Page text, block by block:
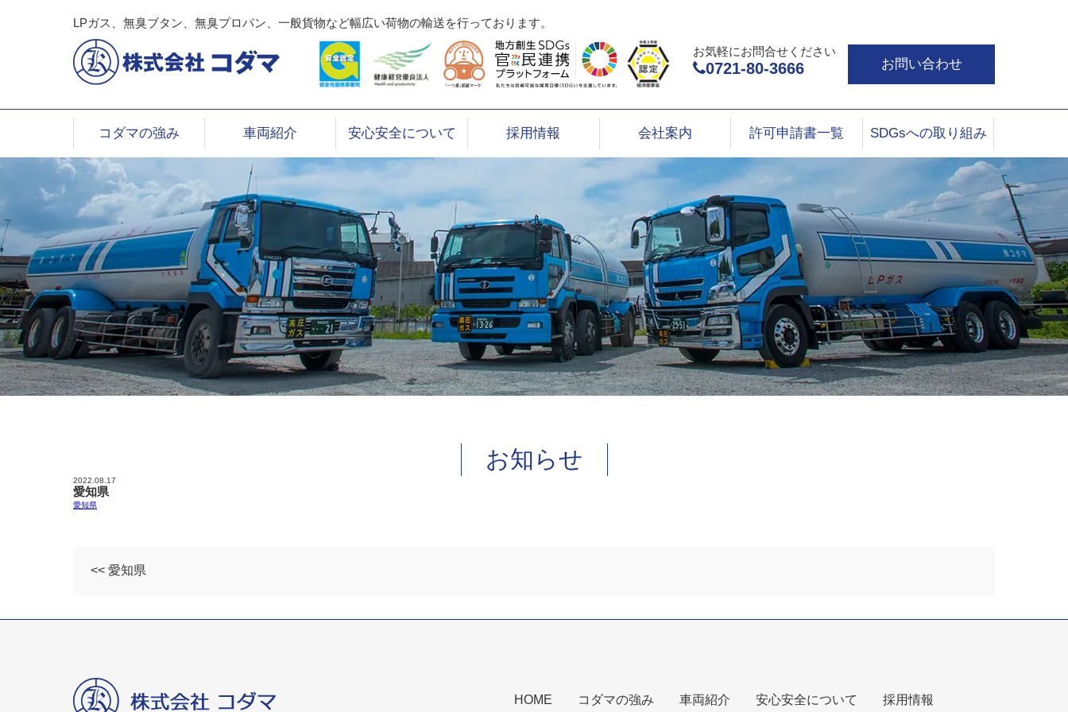
LPガス、無臭ブタン、無臭プロパン、一般貨物など幅広い荷物の輸送を行っております。
お気軽にお問合せください
0721-80-3666 お問い合わせ
コダマの強み 車両紹介 安心安全について 採用情報 会社案内 許可申請書一覧 SDGsへの取り組み
お知らせ
2022.08.17
愛知県
愛知県
<< 愛知県
HOME コダマの強み 車両紹介 安心安全について 採用情報